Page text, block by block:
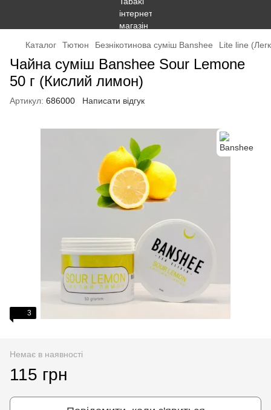
Каталог Тютюн Безнікотинова суміш Banshee Lite line
Чайна суміш Banshee Sour Lemone
50 г (Кислий лимон)
Артикул: 686000 Написати відгук
3
Немає в наявності
115 грн